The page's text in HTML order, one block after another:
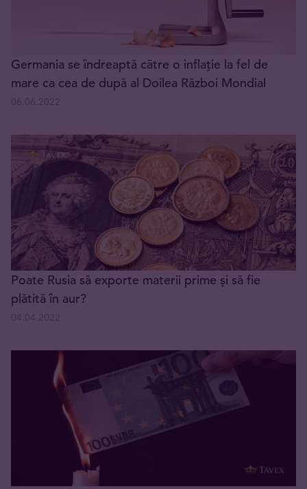
Germania se îndreaptă către o inflație la fel de
mare ca cea de după al Doilea Război Mondial
Poate Rusia să exporte materii prime și să fie
plătită în aur?